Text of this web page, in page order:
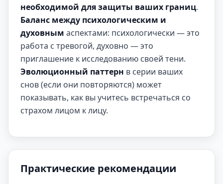
необходимой для защиты ваших границ.
Баланс между психологическим и
духовным аспектами: психологически — это
работа с тревогой, духовно — это
приглашение к исследованию своей тени.
Эволюционный паттерн в серии ваших
снов (если они повторяются) может
показывать, как вы учитесь встречаться со
страхом лицом к лицу.
Практические рекомендации